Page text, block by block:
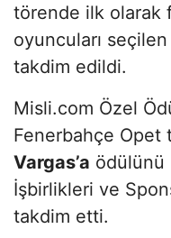
törende ilk olarak
oyuncuları
takdim edildi.
Misli.com Özel
Fenerbahçe Opet
Vargas’a ödülünü
İşbirlikleri ve
takdim etti.